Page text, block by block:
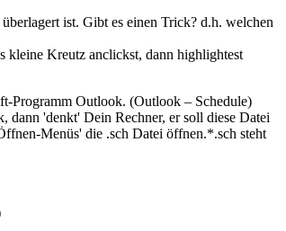
ist. Gibt es einen Trick? d.h. welchen
kleine Kreutz anclickst, dann highlightest
Programm Outlook. (Outlook – Schedule)
'denkt' Dein Rechner, er soll diese Datei
Menüs' die .sch Datei öffnen.*.sch steht